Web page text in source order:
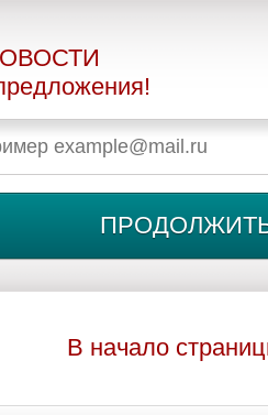
В начало